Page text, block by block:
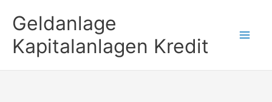
Inhalt
springen
Geldanlage
Kapitalanlagen Kredit